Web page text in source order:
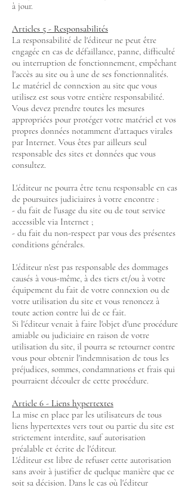
à jour.
Articles 5 - Responsabilités
La responsabilité de l'éditeur ne peut être
engagée en cas de défaillance, panne, difficulté
ou interruption de fonctionnement, empêchant
l'accès au site ou à une de ses fonctionnalités.
Le matériel de connexion au site que vous
utilisez est sous votre entière responsabilité.
Vous devez prendre toutes les mesures
appropriées pour protéger votre matériel et vos
propres données notamment d'attaques virales
par Internet. Vous êtes par ailleurs seul
responsable des sites et données que vous
consultez.
L'éditeur ne pourra être tenu responsable en cas
de poursuites judiciaires à votre encontre :
- du fait de l'usage du site ou de tout service
accessible via Internet ;
- du fait du non-respect par vous des présentes
conditions générales.
L'éditeur n'est pas responsable des dommages
causés à vous-même, à des tiers et/ou à votre
équipement du fait de votre connexion ou de
votre utilisation du site et vous renoncez à
toute action contre lui de ce fait.
Si l'éditeur venait à faire l'objet d'une procédure
amiable ou judiciaire en raison de votre
utilisation du site, il pourra se retourner contre
vous pour obtenir l'indemnisation de tous les
préjudices, sommes, condamnations et frais qui
pourraient découler de cette procédure.
Article 6 - Liens hypertextes
La mise en place par les utilisateurs de tous
liens hypertextes vers tout ou partie du site est
strictement interdite, sauf autorisation
préalable et écrite de l'éditeur.
L'éditeur est libre de refuser cette autorisation
sans avoir à justifier de quelque manière que ce
soit sa décision. Dans le cas où l'éditeur